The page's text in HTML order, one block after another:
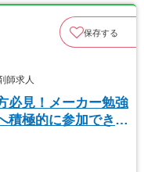
保存する
師求人
必見！メーカー勉強
積極的に参加できま